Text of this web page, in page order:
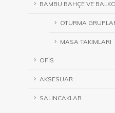
BAMBU BAHÇE VE
OTURMA
MASA TAKIMLARI
OFİS
AKSESUAR
SALINCAKLAR